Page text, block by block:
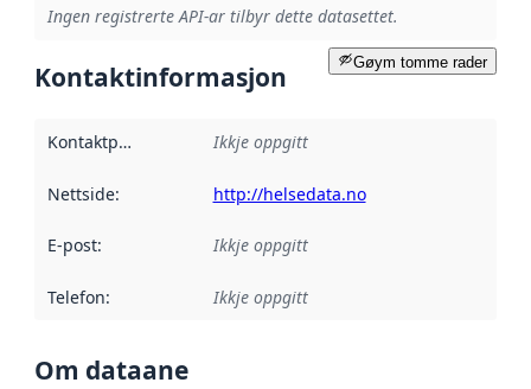
Ingen registrerte API-ar tilbyr dette datasettet.
Gøym tomme rader
Kontaktinformasjon
Kontaktpunkt Ikkje oppgitt
Nettside: http://helsedata.no
E-post: Ikkje oppgitt
Telefon: Ikkje oppgitt
Om dataane